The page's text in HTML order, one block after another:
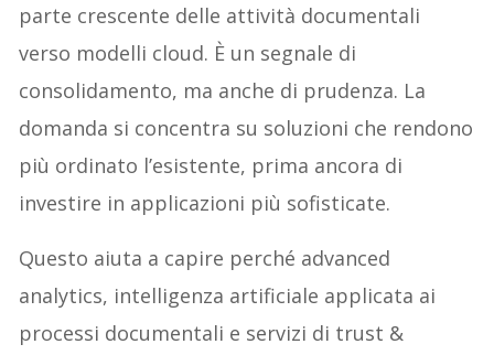
parte crescente delle attività documentali
verso modelli cloud. È un segnale di
consolidamento, ma anche di prudenza. La
domanda si concentra su soluzioni che rendono
più ordinato l’esistente, prima ancora di
investire in applicazioni più sofisticate.
Questo aiuta a capire perché advanced
analytics, intelligenza artificiale applicata ai
processi documentali e servizi di trust &